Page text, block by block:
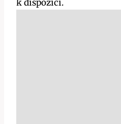
k dispozici.